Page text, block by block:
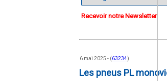
Recevoir notre Newsletter
6 mai 2025 - (63234)
Les pneus PL